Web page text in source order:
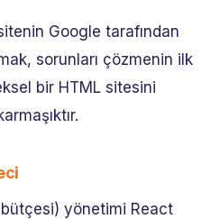
Google tarafından
sorunları çözmenin ilk
bir HTML sitesini
yönetimi React